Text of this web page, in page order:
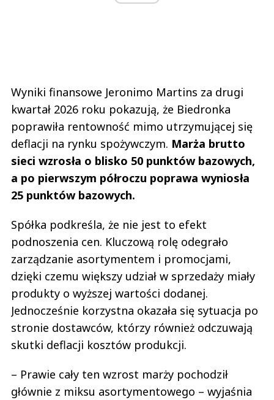
Wyniki finansowe Jeronimo Martins za drugi
kwartał 2026 roku pokazują, że Biedronka
poprawiła rentowność mimo utrzymującej się
deflacji na rynku spożywczym. Marża brutto
sieci wzrosła o blisko 50 punktów bazowych,
a po pierwszym półroczu poprawa wyniosła
25 punktów bazowych.
Spółka podkreśla, że nie jest to efekt
podnoszenia cen. Kluczową rolę odegrało
zarządzanie asortymentem i promocjami,
dzięki czemu większy udział w sprzedaży miały
produkty o wyższej wartości dodanej.
Jednocześnie korzystna okazała się sytuacja po
stronie dostawców, którzy również odczuwają
skutki deflacji kosztów produkcji.
– Prawie cały ten wzrost marży pochodził
głównie z miksu asortymentowego – wyjaśnia